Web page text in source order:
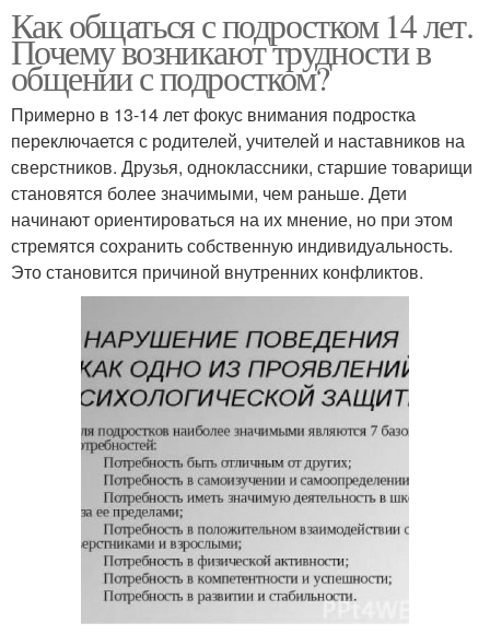
Как общаться с подростком 14 лет.
Почему возникают трудности в
общении с подростком?
Примерно в 13-14 лет фокус внимания подростка
переключается с родителей, учителей и наставников на
сверстников. Друзья, одноклассники, старшие товарищи
становятся более значимыми, чем раньше. Дети
начинают ориентироваться на их мнение, но при этом
стремятся сохранить собственную индивидуальность.
Это становится причиной внутренних конфликтов.